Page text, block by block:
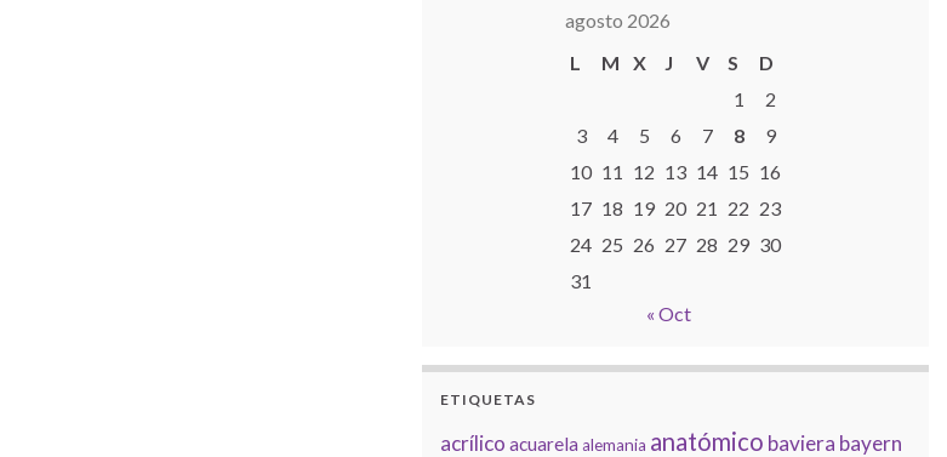
agosto 2026
L
M X J V S
D
1
2
3
4 5 6 7 8
9
10 11 12 13 14 15 16
17 18 19 20 21 22 23
24 25 26 27 28 29 30
31
« Oct
ETIQUETAS
acrílico acuarela alemania anatómico baviera bayern